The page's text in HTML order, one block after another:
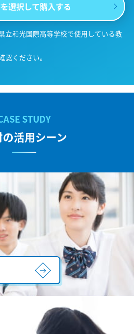
選択して購入する
立和光国際高等学校で使用している教
認ください。
活用シーン